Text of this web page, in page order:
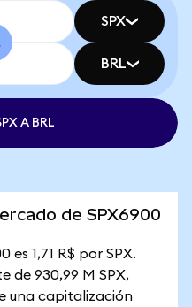
SPX
BRL
A BRL
de SPX6900
es 1,71 R$ por SPX.
de 930,99 M SPX,
una capitalización